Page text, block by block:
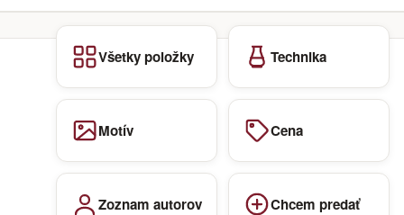
Všetky položky Technika
Motív Cena
Zoznam autorov Chcem predať